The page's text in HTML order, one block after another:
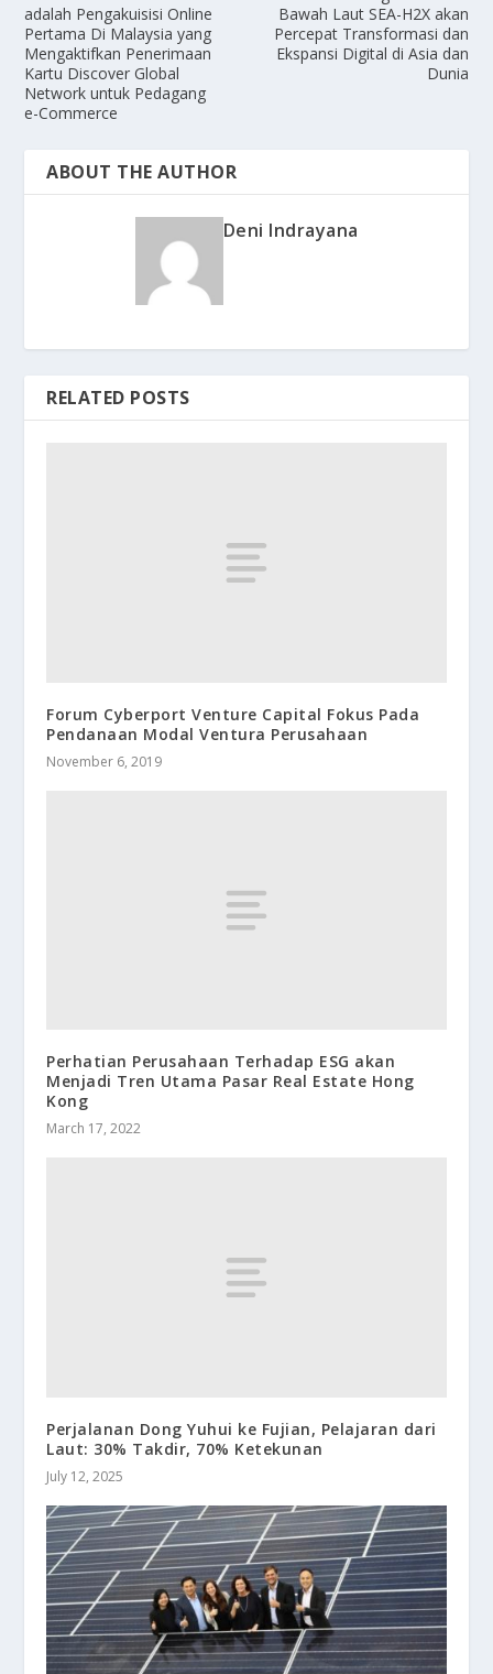
adalah Pengakuisisi Online
Pertama Di Malaysia yang
Mengaktifkan Penerimaan
Kartu Discover Global
Network untuk Pedagang
e-Commerce
Bawah Laut SEA-H2X akan
Percepat Transformasi dan
Ekspansi Digital di Asia dan
Dunia
ABOUT THE AUTHOR
Deni Indrayana
RELATED POSTS
Forum Cyberport Venture Capital Fokus Pada
Pendanaan Modal Ventura Perusahaan
November 6, 2019
Perhatian Perusahaan Terhadap ESG akan
Menjadi Tren Utama Pasar Real Estate Hong
Kong
March 17, 2022
Perjalanan Dong Yuhui ke Fujian, Pelajaran dari
Laut: 30% Takdir, 70% Ketekunan
July 12, 2025